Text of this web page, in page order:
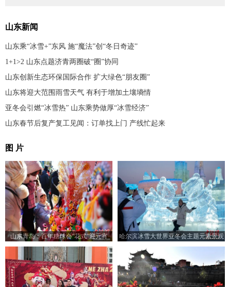
山东新闻
山东乘“冰雪+”东风 施“魔法”创“冬日奇迹”
1+1>2 山东点题济青两圈破“圈”协同
山东创新生态环保国际合作 扩大绿色“朋友圈”
山东将迎大范围雨雪天气 有利于增加土壤墒情
亚冬会引燃“冰雪热” 山东乘势做厚“冰雪经济”
山东春节后复产复工见闻：订单找上门 产线忙起来
图 片
山东青岛：百年糖球会“花式”迎元宵
哈尔滨冰雪大世界亚冬会主题元素景观
吸引游客打卡